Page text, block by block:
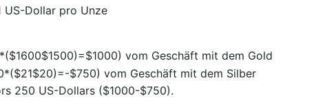
US-Dollar pro Unze
vom Geschäft mit dem Gold
$750) vom Geschäft mit dem Silber
250 US-Dollars ($1000-$750).